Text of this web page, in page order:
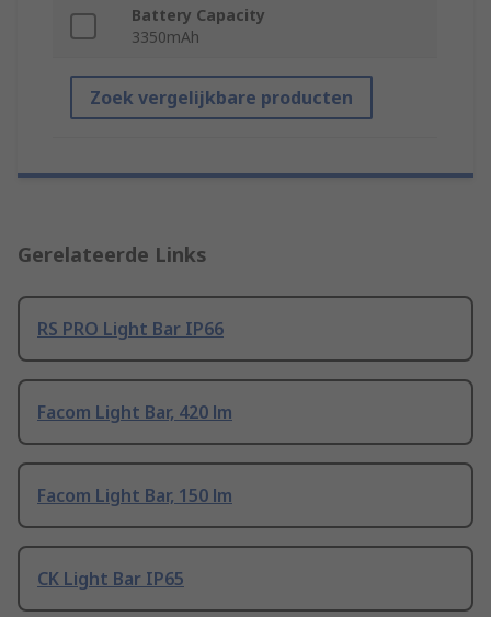
Battery Capacity
3350mAh
Zoek vergelijkbare producten
Gerelateerde Links
RS PRO Light Bar IP66
Facom Light Bar, 420 lm
Facom Light Bar, 150 lm
CK Light Bar IP65